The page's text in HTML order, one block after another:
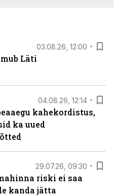
03.08.26, 12:00
Läti
04.08.26, 12:14
kahekordistus,
ka uued
29.07.26, 09:30
riski ei saa
kanda jätta